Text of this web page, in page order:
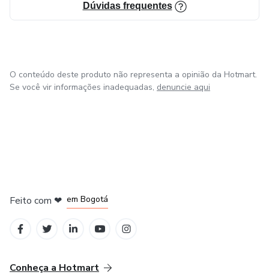
Dúvidas frequentes
O conteúdo deste produto não representa a opinião da Hotmart.
Se você vir informações inadequadas, denuncie aqui
Feito com ❤ em Bogotá
Conheça a Hotmart